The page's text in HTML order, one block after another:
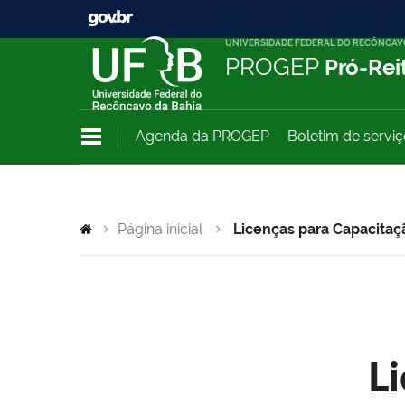
UNIVERSIDADE FEDERAL DO
PROGEP Pró-
Agenda da PROGEP Boletim de
Página inicial Licenças para